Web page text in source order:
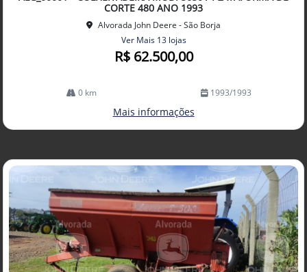
lhe
CORTE 480 ANO 1993
Alvorada John Deere - São Borja
Ver Mais 13 lojas
R$ 62.500,00
0 km 1993/1993
Mais informações